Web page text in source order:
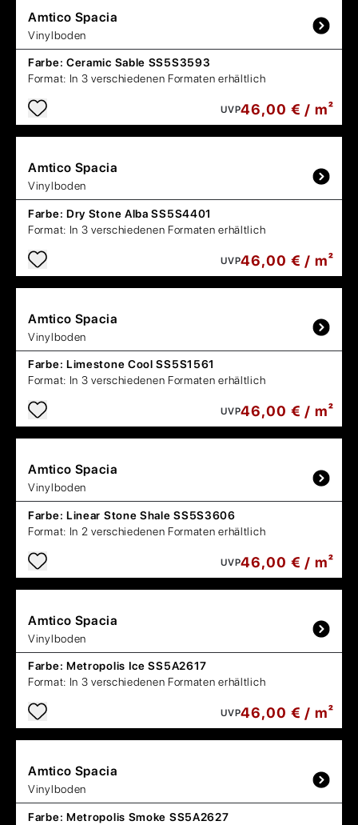
Amtico Spacia
Vinylboden
Farbe: Ceramic Sable SS5S3593
Format: In 3 verschiedenen Formaten erhältlich
UVP46,00 € / m²
Amtico Spacia
Vinylboden
Farbe: Dry Stone Alba SS5S4401
Format: In 3 verschiedenen Formaten erhältlich
UVP46,00 € / m²
Amtico Spacia
Vinylboden
Farbe: Limestone Cool SS5S1561
Format: In 3 verschiedenen Formaten erhältlich
UVP46,00 € / m²
Amtico Spacia
Vinylboden
Farbe: Linear Stone Shale SS5S3606
Format: In 2 verschiedenen Formaten erhältlich
UVP46,00 € / m²
Amtico Spacia
Vinylboden
Farbe: Metropolis Ice SS5A2617
Format: In 3 verschiedenen Formaten erhältlich
UVP46,00 € / m²
Amtico Spacia
Vinylboden
Farbe: Metropolis Smoke SS5A2627